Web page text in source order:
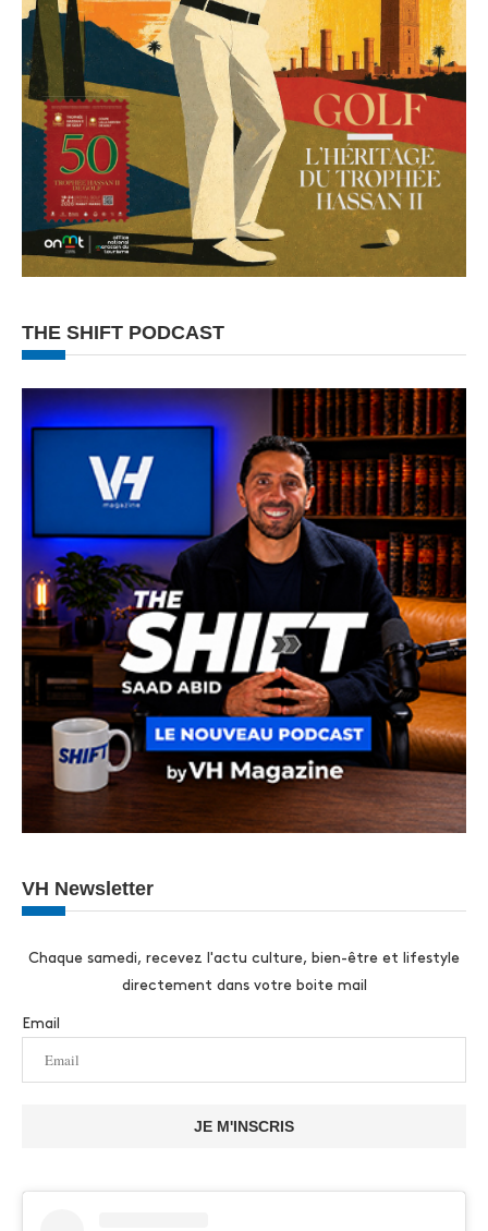
THE SHIFT PODCAST
VH Newsletter
Chaque samedi, recevez l'actu culture, bien-être et lifestyle
directement dans votre boite mail
Email
JE M'INSCRIS